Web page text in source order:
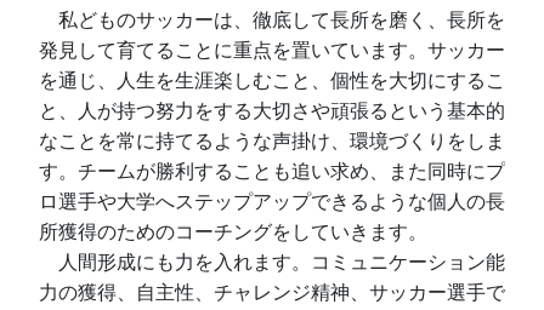
私どものサッカーは、徹底して長所を磨く、長所を
発見して育てることに重点を置いています。サッカー
を通じ、人生を生涯楽しむこと、個性を大切にするこ
と、人が持つ努力をする大切さや頑張るという基本的
なことを常に持てるような声掛け、環境づくりをしま
す。チームが勝利することも追い求め、また同時にプ
ロ選手や大学へステップアップできるような個人の長
所獲得のためのコーチングをしていきます。
人間形成にも力を入れます。コミュニケーション能
力の獲得、自主性、チャレンジ精神、サッカー選手で